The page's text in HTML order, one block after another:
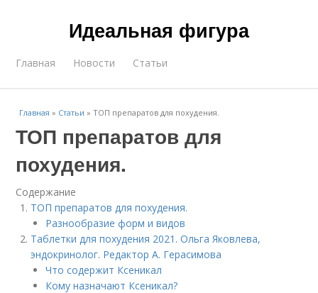
Идеальная фигура
Главная Новости Статьи
Главная » Статьи »ТОП препаратов для похудения.
ТОП препаратов для
похудения.
Содержание
ТОП препаратов для похудения.
Разнообразие форм и видов
Таблетки для похудения 2021. Ольга Яковлева,
эндокринолог. Редактор А. Герасимова
Что содержит Ксеникал
Кому назначают Ксеникал?